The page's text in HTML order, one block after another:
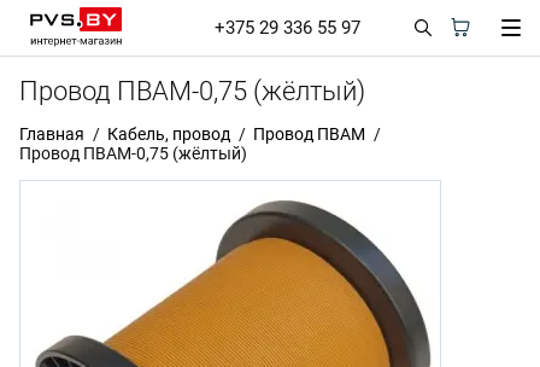
+375 29 336 55 97
Провод ПВАМ-0,75 (жёлтый)
Главная Кабель, провод
Провод ПВАМ
Провод ПВАМ-0,75 (жёлтый)